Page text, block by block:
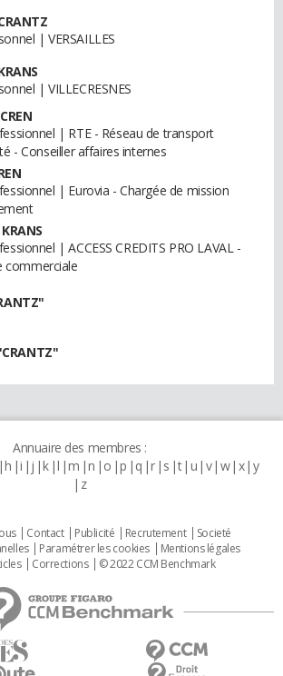
| VERSAILLES
| VILLECRESNES
| RTE - Réseau de transport
- Conseiller affaires internes
| Eurovia - Chargée de mission
| ACCESS CREDITS PRO LAVAL -
commerciale
Annuaire des membres :
h i j k l m n o p q r s t u v w x y
z
Contact Publicité Recrutement
Societé
Paramétrer les cookies
Mentions légales
Corrections © 2022 CCM Benchmark